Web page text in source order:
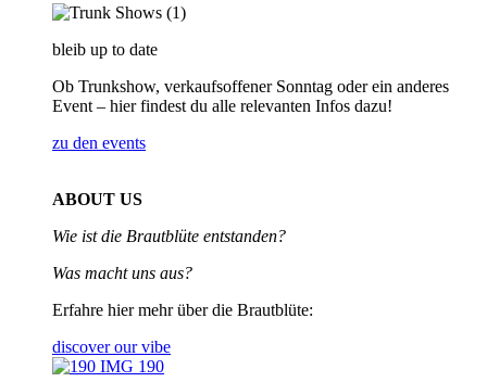
bleib up to date
Ob Trunkshow, verkaufsoffener Sonntag oder ein anderes
Event – hier findest du alle relevanten Infos dazu!
zu den events
ABOUT US
Wie ist die Brautblüte entstanden?
Was macht uns aus?
Erfahre hier mehr über die Brautblüte:
discover our vibe